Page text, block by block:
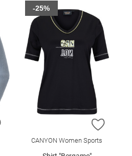
ZUR WUNSCHLISTE HINZUFÜGEN
ZUR
CANYON Women Sports
-25%